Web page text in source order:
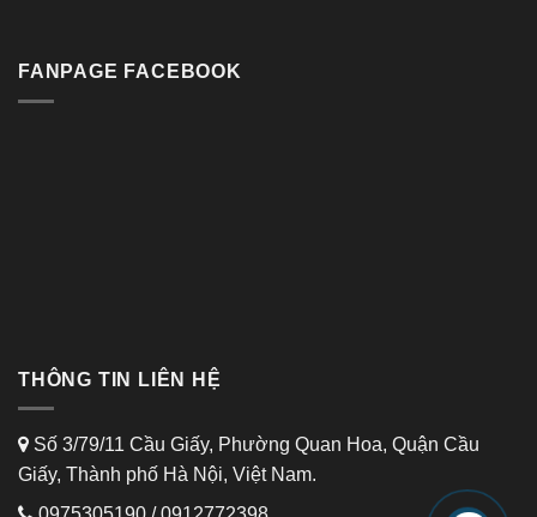
FANPAGE FACEBOOK
THÔNG TIN LIÊN HỆ
Số 3/79/11 Cầu Giấy, Phường Quan Hoa, Quận Cầu
Giấy, Thành phố Hà Nội, Việt Nam.